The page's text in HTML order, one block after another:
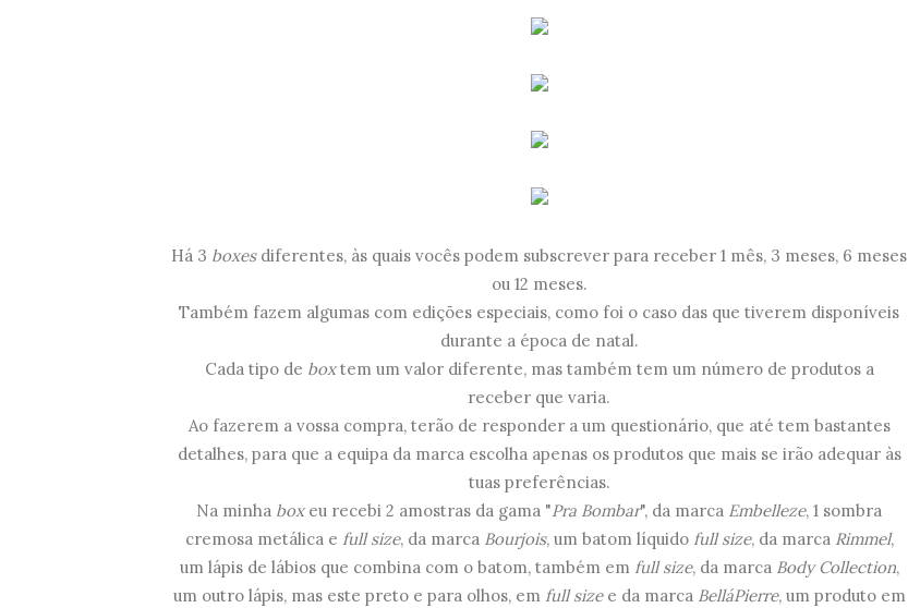
Há 3 boxes diferentes, às quais vocês podem subscrever para receber 1 mês, 3 meses, 6 meses
ou 12 meses.
Também fazem algumas com edições especiais, como foi o caso das que tiverem disponíveis
durante a época de natal.
Cada tipo de boxtem um valor diferente, mas também tem um número de produtos a
receber que varia.
Ao fazerem a vossa compra, terão de responder a um questionário, que até tem bastantes
detalhes, para que a equipa da marca escolha apenas os produtos que mais se irão adequar às
tuas preferências.
Na minha box eu recebi 2 amostras da gama "Pra Bombar", da marca Embelleze, 1 sombra
cremosa metálica e full size, da marca Bourjois, um batom líquido full size, da marca Rimmel,
um lápis de lábios que combina com o batom, também em full size, da marca Body Collection,
um outro lápis, mas este preto e para olhos, em full size e da marca BelláPierre, um produto em